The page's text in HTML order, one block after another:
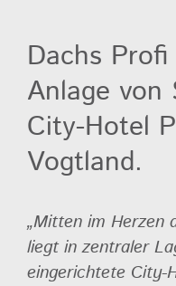
Dachs
Anlage von
City-Hotel
Vogtland.
„Mitten im Herzen
liegt in zentraler
eingerichtete City-